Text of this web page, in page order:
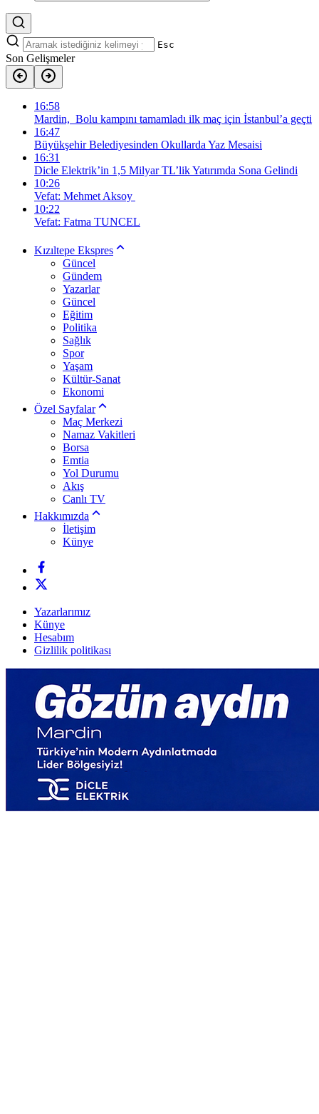
Esc
Son Gelişmeler
16:58
Mardin, Bolu kampını tamamladı ilk maç için İstanbul’a geçti
16:47
Büyükşehir Belediyesinden Okullarda Yaz Mesaisi
16:31
Dicle Elektrik’in 1,5 Milyar TL’lik Yatırımda Sona Gelindi
10:26
Vefat: Mehmet Aksoy
10:22
Vefat: Fatma TUNCEL
Kızıltepe Ekspres
Güncel
Gündem
Yazarlar
Güncel
Eğitim
Politika
Sağlık
Spor
Yaşam
Kültür-Sanat
Ekonomi
Özel Sayfalar
Maç Merkezi
Namaz Vakitleri
Borsa
Emtia
Yol Durumu
Akış
Canlı TV
Hakkımızda
İletişim
Künye
Yazarlarımız
Künye
Hesabım
Gizlilik politikası